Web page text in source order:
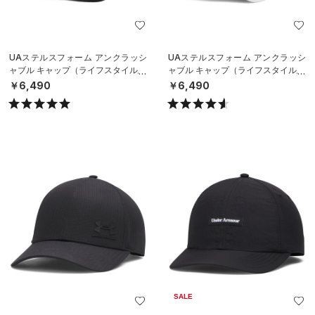
UAステルスフォーム アンクラッシ
ャブル キャップ（ライフスタイル/U
NISEX）
￥6,490
UAステルスフォーム アンクラッシ
ャブル キャップ（ライフスタイル/U
NISEX）
￥6,490
SALE